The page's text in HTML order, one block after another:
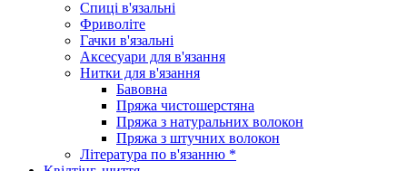
Спиці в'язальні
Фриволіте
Гачки в'язальні
Аксесуари для в'язання
Нитки для в'язання
Бавовна
Пряжа чистошерстяна
Пряжа з натуральних волокон
Пряжа з штучних волокон
Література по в'язанню *